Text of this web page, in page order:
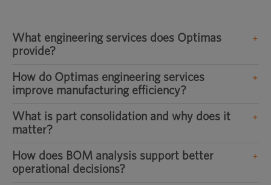
What engineering services does Optimas
provide?
How do Optimas engineering services
improve manufacturing efficiency?
What is part consolidation and why does it
matter?
How does BOM analysis support better
operational decisions?